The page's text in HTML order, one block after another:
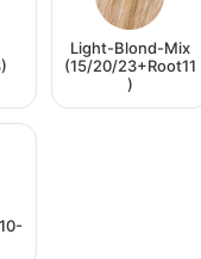
Light-Blond-Mix
(15/20/23+Root11
)